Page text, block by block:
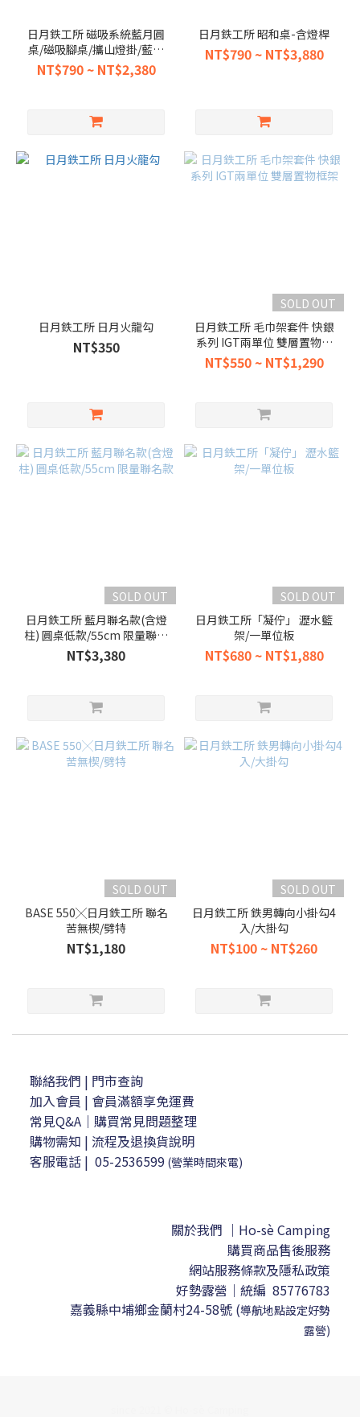
日月鉄工所 磁吸系統藍月圓
桌/磁吸腳桌/攜山燈掛/藍月
燈掛
NT$790 ~ NT$2,380
日月鉄工所 昭和桌-含燈桿
NT$790 ~ NT$3,880
日月鉄工所 日月火龍勾
NT$350
SOLD OUT
日月鉄工所 毛巾架套件 快銀
系列 IGT兩單位 雙層置物框
架
NT$550 ~ NT$1,290
SOLD OUT
日月鉄工所 藍月聯名款(含燈
柱) 圓桌低款/55cm 限量聯名
款
NT$3,380
SOLD OUT
日月鉄工所「凝佇」 瀝水籃
架/一單位板
NT$680 ~ NT$1,880
SOLD OUT
BASE 550╳日月鉄工所 聯名
苦無楔/劈特
NT$1,180
SOLD OUT
日月鉄工所 鉄男轉向小掛勾4
入/大掛勾
NT$100 ~ NT$260
聯絡我們 | 門市查詢
加入會員 | 會員滿額享免運費
常見Q&A｜購買常見問題整理
購物需知 | 流程及退換貨說明
客服電話 | 05-2536599 (營業時間來電)
關於我們 ｜Ho-sè Camping
購買商品售後服務
網站服務條款及隱私政策
好勢露營｜ 統編 85776783
嘉義縣中埔鄉金蘭村24-58號 (導航地點設定好勢
露營)